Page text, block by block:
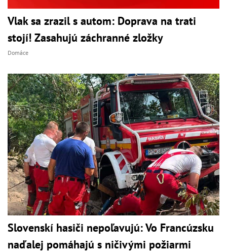
Vlak sa zrazil s autom: Doprava na trati
stojí! Zasahujú záchranné zložky
Domáce
Slovenskí hasiči nepoľavujú: Vo Francúzsku
naďalej pomáhajú s ničivými požiarmi